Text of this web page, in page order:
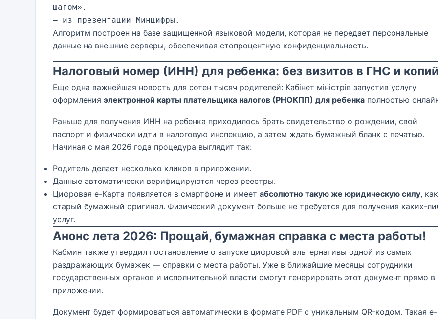
шагом».
Алгоритм построен на базе защищенной языковой модели, которая не передает персональные
данные на внешние серверы, обеспечивая стопроцентную конфиденциальность.
Налоговый номер (ИНН) для ребенка: без визитов в ГНС и
Еще одна важнейшая новость для сотен тысяч родителей: Кабінет міністрів запустив услугу
оформления электронной карты плательщика налогов (РНОКПП) для ребенка полностью
Раньше для получения ИНН на ребенка приходилось брать свидетельство о рождении, свой
паспорт и физически идти в налоговую инспекцию, а затем ждать бумажный бланк с печатью.
Начиная с мая 2026 года процедура выглядит так:
Родитель делает несколько кликов в приложении.
Данные автоматически верифицируются через реестры.
Цифровая е-Карта появляется в смартфоне и имеет абсолютно такую же юридическую силу,
старый бумажный оригинал. Физический документ больше не требуется для получения каких-
услуг.
Анонс лета 2026: Прощай, бумажная справка с места работы!
Кабмин также утвердил постановление о запуске цифровой альтернативы одной из самых
раздражающих бумажек — справки с места работы. Уже в ближайшие месяцы сотрудники
государственных органов и исполнительной власти смогут генерировать этот документ прямо в
приложении.
Документ будет формироваться автоматически в формате PDF с уникальным QR-кодом. Такая е-